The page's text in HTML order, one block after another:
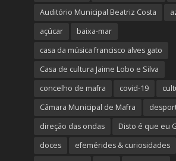
Auditório Municipal Beatriz Costa
açúcar
baixa-mar
casa da música francisco alves gato
Casa de cultura Jaime Lobo e Silva
concelho de mafra
covid-19
Câmara Municipal de Mafra
direção das ondas
Disto é que eu
doces
efemérides & curiosidades